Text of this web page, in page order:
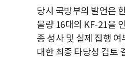
당시 국방부의 발언은
물량 16대의 KF-21을
종 성사 및 실제 집행
대한 최종 타당성 검토